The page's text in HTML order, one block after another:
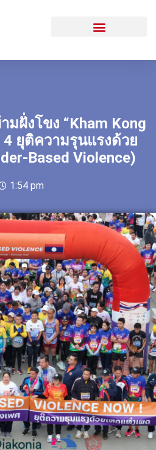
มฝั่งโขง “Kham Kong
4 ยุติความรุนแรงด้วย
Based Violence)
1:54 pm